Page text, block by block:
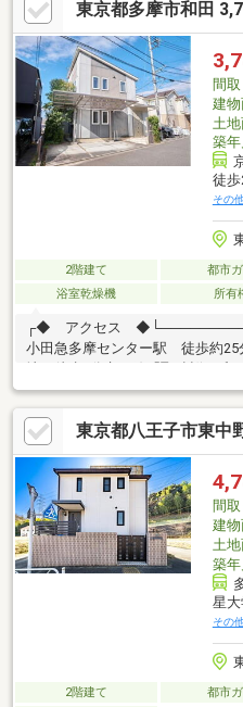
東京都多摩市和田
間取
建
土
築年
徒歩
その
2階建て 都市
浴室乾燥機
所有
┌◆ アクセス
小田急多摩センター駅 徒歩約25
ス停:中和田） 徒歩8分多摩モノ
┌◆ おすすめポイント
件■カーポート付き駐車スペース
畳のパントリー付き
東京都八王子市東中
間取
建
土
築年
星
その
2階建て 都市